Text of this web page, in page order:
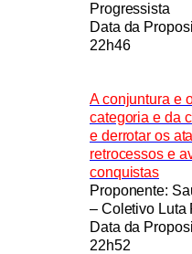
Progressista
Data da
22h46
A conjuntura e
categoria e da
e derrotar os
retrocessos e
conquistas
Proponente:
– Coletivo Luta
Data da
22h52